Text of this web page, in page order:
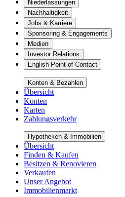
Niederlassungen
Nachhaltigkeit
Jobs & Karriere
Sponsoring & Engagements
Medien
Investor Relations
English Point of Contact
Konten & Bezahlen
Übersicht
Konten
Karten
Zahlungsverkehr
Hypotheken & Immobilien
Übersicht
Finden & Kaufen
Besitzen & Renovieren
Verkaufen
Unser Angebot
Immobilienmarkt